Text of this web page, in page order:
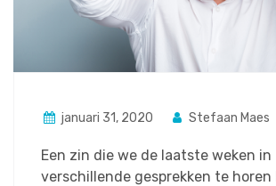
januari 31, 2020 Stefaan Maes
Een zin die we de laatste weken in
verschillende gesprekken te horen